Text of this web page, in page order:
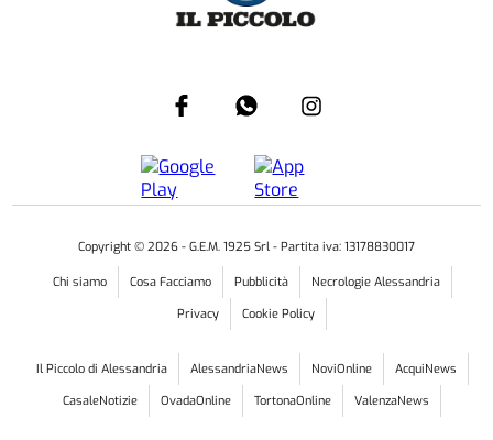
Copyright © 2026 - G.E.M. 1925 Srl - Partita iva: 13178830017
Chi siamo Cosa Facciamo Pubblicità
Necrologie Alessandria
Privacy
Cookie Policy
Il Piccolo di Alessandria AlessandriaNews NoviOnline
AcquiNews
CasaleNotizie
OvadaOnline TortonaOnline ValenzaNews